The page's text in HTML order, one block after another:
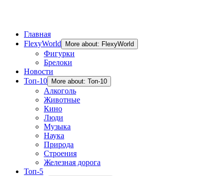
Главная
FlexyWorld
More about: FlexyWorld
Фигурки
Брелоки
Новости
Топ-10
More about: Топ-10
Алкоголь
Животные
Кино
Люди
Музыка
Наука
Природа
Строения
Железная дорога
Топ-5